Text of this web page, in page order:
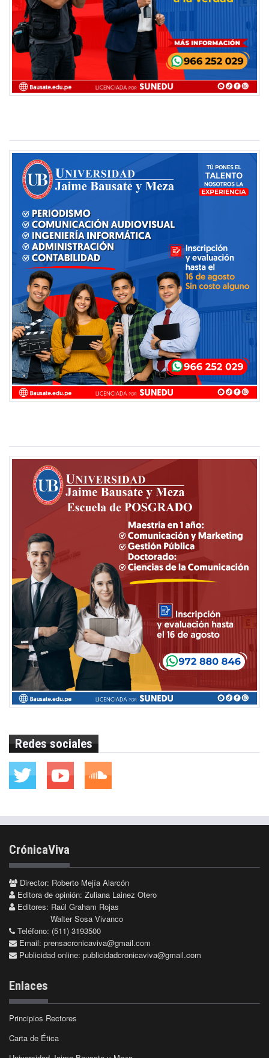
Redes sociales
CrónicaViva
Director: Roberto Mejía Alarcón
Editora de opinión: Zuliana Lainez Otero
Editores: Raúl Graham Rojas
Walter Sosa Vivanco
Teléfono: (511) 3193500
Email: prensacronicaviva@gmail.com
Publicidad online: publicidadcronicaviva@gmail.com
Enlaces
Principios Rectores
Carta de Ética